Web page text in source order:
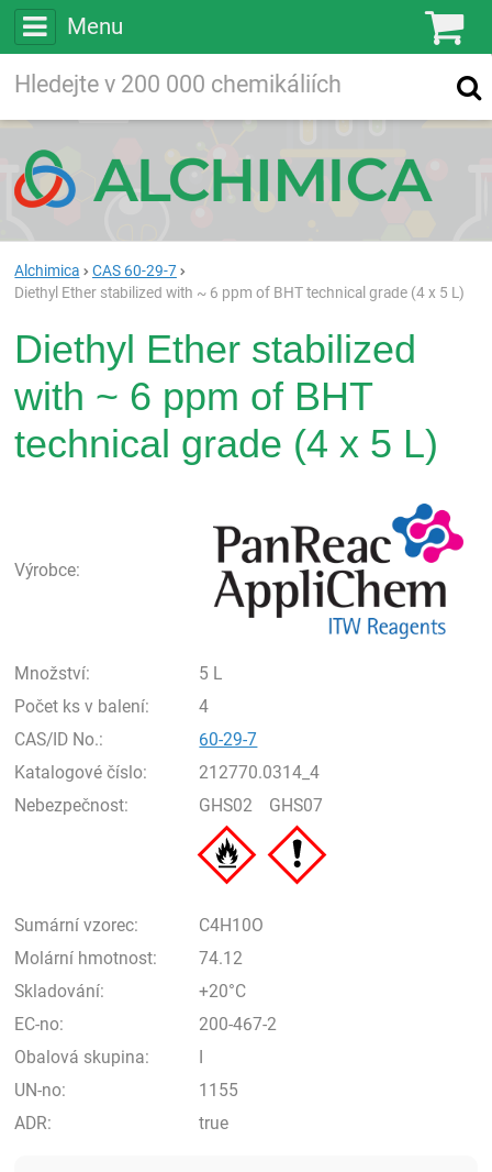
Menu
Vyhledávání
Alchimica
CAS 60-29-7
Diethyl Ether stabilized with ~ 6 ppm of BHT technical grade (4 x 5 L)
Diethyl Ether stabilized
with ~ 6 ppm of BHT
technical grade (4 x 5 L)
Výrobce:
Množství:
5 L
Počet ks v balení:
4
CAS/ID No.:
60-29-7
Katalogové číslo:
212770.0314_4
Nebezpečnost:
GHS02 GHS07
Sumární vzorec:
C4H10O
Molární hmotnost:
74.12
Skladování:
+20°C
EC-no:
200-467-2
Obalová skupina:
I
UN-no:
1155
ADR:
true